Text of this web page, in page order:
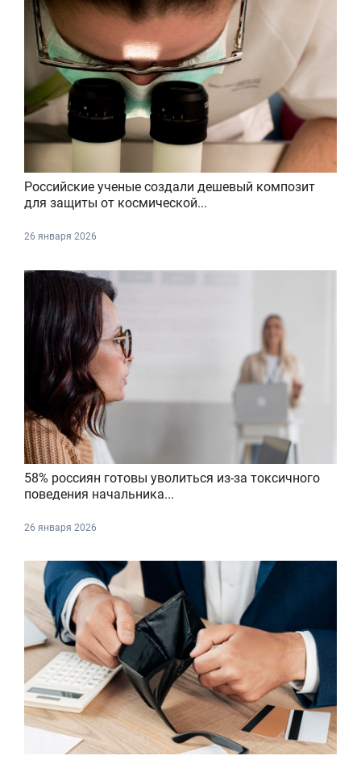
Российские ученые создали дешевый композит
для защиты от космической...
26 января 2026
58% россиян готовы уволиться из-за токсичного
поведения начальника...
26 января 2026